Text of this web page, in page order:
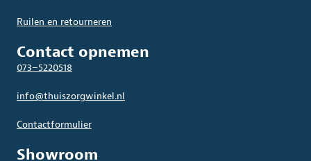
Ruilen en retourneren
Contact opnemen
073–5220518
info@thuiszorgwinkel.nl
Contactformulier
Showroom